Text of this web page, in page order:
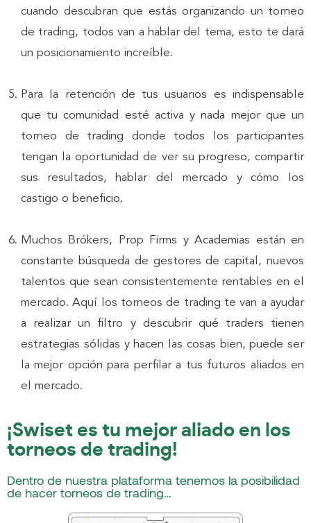
cuando descubran que estás organizando un torneo
de trading, todos van a hablar del tema, esto te dará
un posicionamiento increíble.
Para la retención de tus usuarios es indispensable
que tu comunidad esté activa y nada mejor que un
torneo de trading donde todos los participantes
tengan la oportunidad de ver su progreso, compartir
sus resultados, hablar del mercado y cómo los
castigo o beneficio.
Muchos Brókers, Prop Firms y Academias están en
constante búsqueda de gestores de capital, nuevos
talentos que sean consistentemente rentables en el
mercado. Aquí los torneos de trading te van a ayudar
a realizar un filtro y descubrir qué traders tienen
estrategias sólidas y hacen las cosas bien, puede ser
la mejor opción para perfilar a tus futuros aliados en
el mercado.
¡Swiset es tu mejor aliado en los
torneos de trading!
Dentro de nuestra plataforma tenemos la posibilidad
de hacer torneos de trading…